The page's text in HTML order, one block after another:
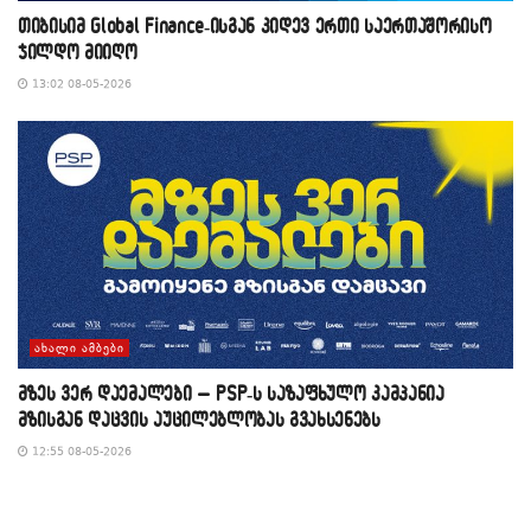
თიბისიმ Global Finance-ისგან კიდევ ერთი საერთაშორისო
ჯილდო მიიღო
13:02 08-05-2026
ᲐᲮᲐᲚᲘ ᲐᲛᲑᲔᲑᲘ
მზეს ვერ დაემალები – PSP-ს საზაფხულო კამპანია
მზისგან დაცვის აუცილებლობას გვახსენებს
12:55 08-05-2026